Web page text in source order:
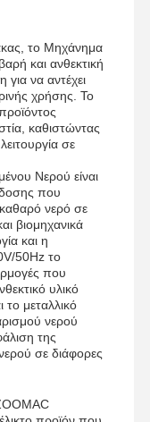
Νερού
νερού
το Μηχάνημα
και ανθεκτική
να αντέχει
χρήσης. Το
καθιστώντας
σε
Νερού είναι
που
νερό σε
βιομηχανικά
και η
50Hz το
που
υλικό
μεταλλικό
νερού
της
σε διάφορες